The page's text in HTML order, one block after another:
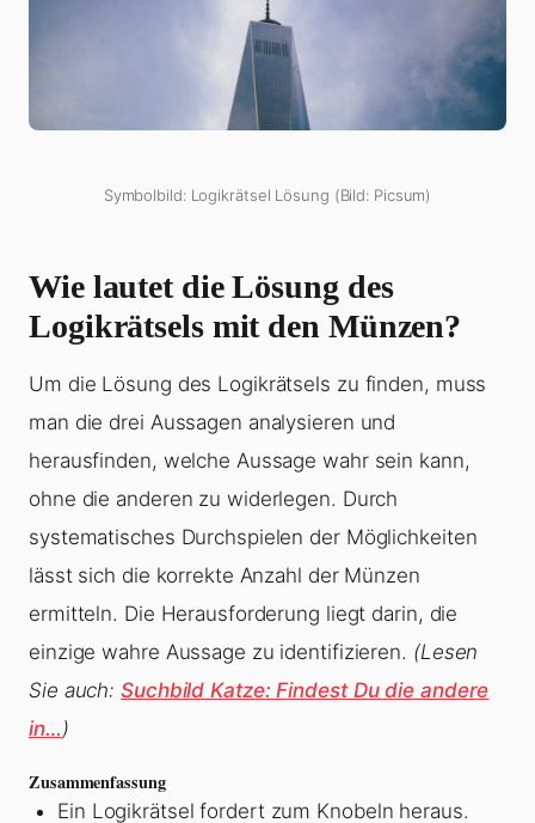
Symbolbild: Logikrätsel Lösung (Bild: Picsum)
Wie lautet die Lösung des
Logikrätsels mit den Münzen?
Um die Lösung des Logikrätsels zu finden, muss
man die drei Aussagen analysieren und
herausfinden, welche Aussage wahr sein kann,
ohne die anderen zu widerlegen. Durch
systematisches Durchspielen der Möglichkeiten
lässt sich die korrekte Anzahl der Münzen
ermitteln. Die Herausforderung liegt darin, die
einzige wahre Aussage zu identifizieren. (Lesen
Sie auch:Suchbild Katze: Findest Du die andere
in… )
Zusammenfassung
Ein Logikrätsel fordert zum Knobeln heraus.